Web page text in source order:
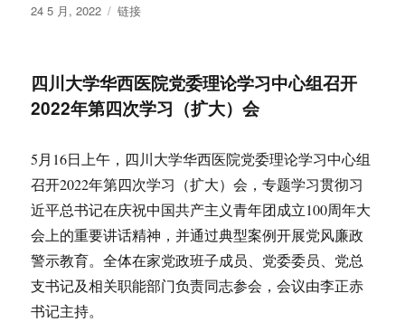
发
24 5 月, 2022
格
链接
四川大学华西医院党委理论学习中心组召开
2022年第四次学习（扩大）会
5月16日上午，四川大学华西医院党委理论学习中心组
召开2022年第四次学习（扩大）会，专题学习贯彻习
近平总书记在庆祝中国共产主义青年团成立100周年大
会上的重要讲话精神，并通过典型案例开展党风廉政
警示教育。全体在家党政班子成员、党委委员、党总
支书记及相关职能部门负责同志参会，会议由李正赤
书记主持。